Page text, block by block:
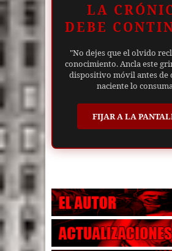
LA
DEBE
"No dejes que el olvido
conocimiento. Ancla este
dispositivo móvil antes de
naciente lo
FIJAR A LA